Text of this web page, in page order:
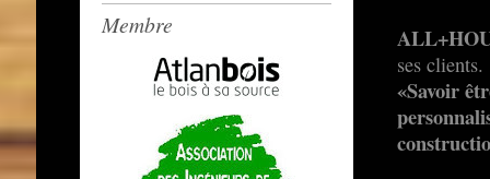
ses clients.
«Savoir
Membre